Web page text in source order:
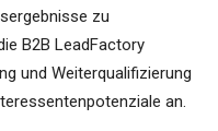
zu
B2B LeadFactory
und Weiterqualifizierung
an.